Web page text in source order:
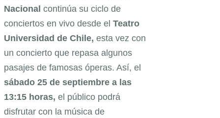
Nacional continúa su ciclo de
conciertos en vivo desde el Teatro
Universidad de Chile, esta vez con
un concierto que repasa algunos
pasajes de famosas óperas. Así, el
sábado 25 de septiembre a las
13:15 horas, el público podrá
disfrutar con la música de